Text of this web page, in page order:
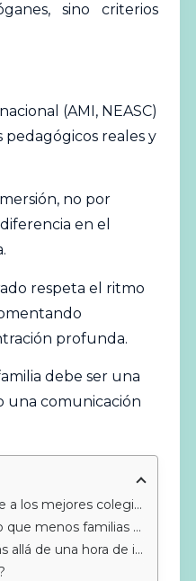
sino criterios
(AMI, NEASC)
pedagógicos reales y
no por
en el
respeta el ritmo
profunda.
debe ser una
una comunicación
colegios en Sotogrande?
familias usan (y deberían)
una hora de inglés al día